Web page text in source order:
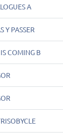
A
Y PASSER
COMING B